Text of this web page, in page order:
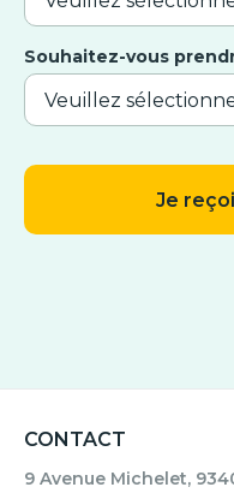
Souhaitez-vous
CONTACT
9 Avenue Michelet,